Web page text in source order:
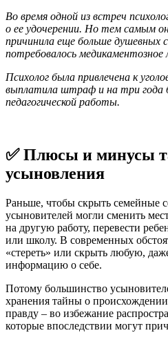
Во время одной из встреч
о ее удочерении. Но тем самым
причинила еще больше душевных
потребовалось медикаментозное
Психолог была привлечена к
выплатила штраф и на три года
педагогической работы.
✅ Плюсы и минусы
усыновления
Раньше, чтобы скрыть семейные
усыновителей могли сменить
на другую работу, перевести
или школу. В современных
«стереть» или скрыть любую,
информацию о себе.
Потому большинство
хранения тайны о
правду – во избежание
которые впоследствии могут